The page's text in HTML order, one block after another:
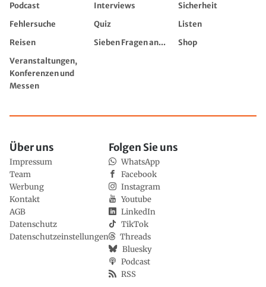
Podcast
Interviews
Sicherheit
Fehlersuche
Quiz
Listen
Reisen
Sieben Fragen an...
Shop
Veranstaltungen,
Konferenzen und
Messen
Über uns
Impressum
Team
Werbung
Kontakt
AGB
Datenschutz
Datenschutzeinstellungen
Folgen Sie uns
WhatsApp
Facebook
Instagram
Youtube
LinkedIn
TikTok
Threads
Bluesky
Podcast
RSS